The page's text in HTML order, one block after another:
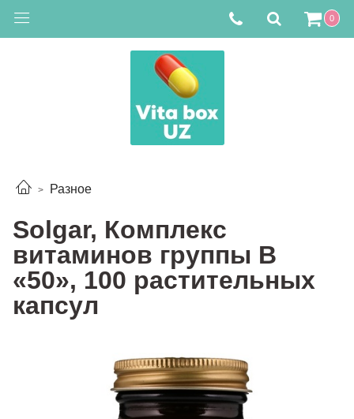
0
Разное
Solgar, Комплекс
витаминов группы B
«50», 100 растительных
капсул